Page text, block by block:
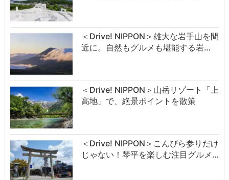
＜Drive! NIPPON＞雄大な岩手山を間
近に。自然もグルメも堪能する岩…
＜Drive! NIPPON＞山岳リゾート「上
高地」で、絶景ポイントを散策
＜Drive! NIPPON＞こんぴら参りだけ
じゃない！琴平を楽しむ注目グルメ…